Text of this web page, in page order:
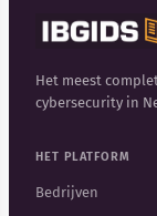
Het meest
cybersecurity in
HET PLATFORM
Bedrijven